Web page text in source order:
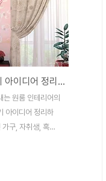
원룸 분위기 바꾸기 아이디어 정리하기
는 원룸 인테리어의
아이디어 정리하
구, 자취생, 혹은